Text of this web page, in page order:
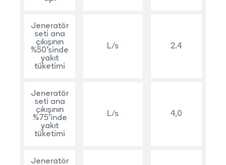
Jeneratör
seti ana
çıkışının
%50’sinde
yakıt
tüketimi
L/s 2.4
Jeneratör
seti ana
çıkışının
%75’inde
yakıt
tüketimi
L/s 4,0
Jeneratör